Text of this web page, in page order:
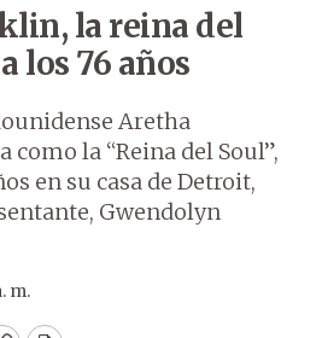
la reina del
los 76 años
Aretha
la “Reina del Soul”,
en su casa de Detroit,
Gwendolyn
m.